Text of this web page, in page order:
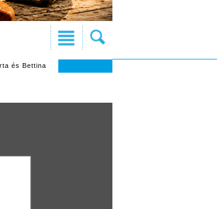
és Bettina